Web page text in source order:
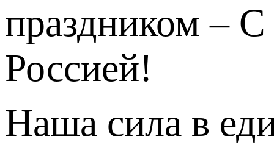
праздником –
Россией!
Наша сила в